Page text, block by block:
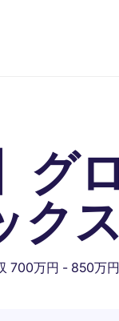
グ
クス
700万円 - 850万円